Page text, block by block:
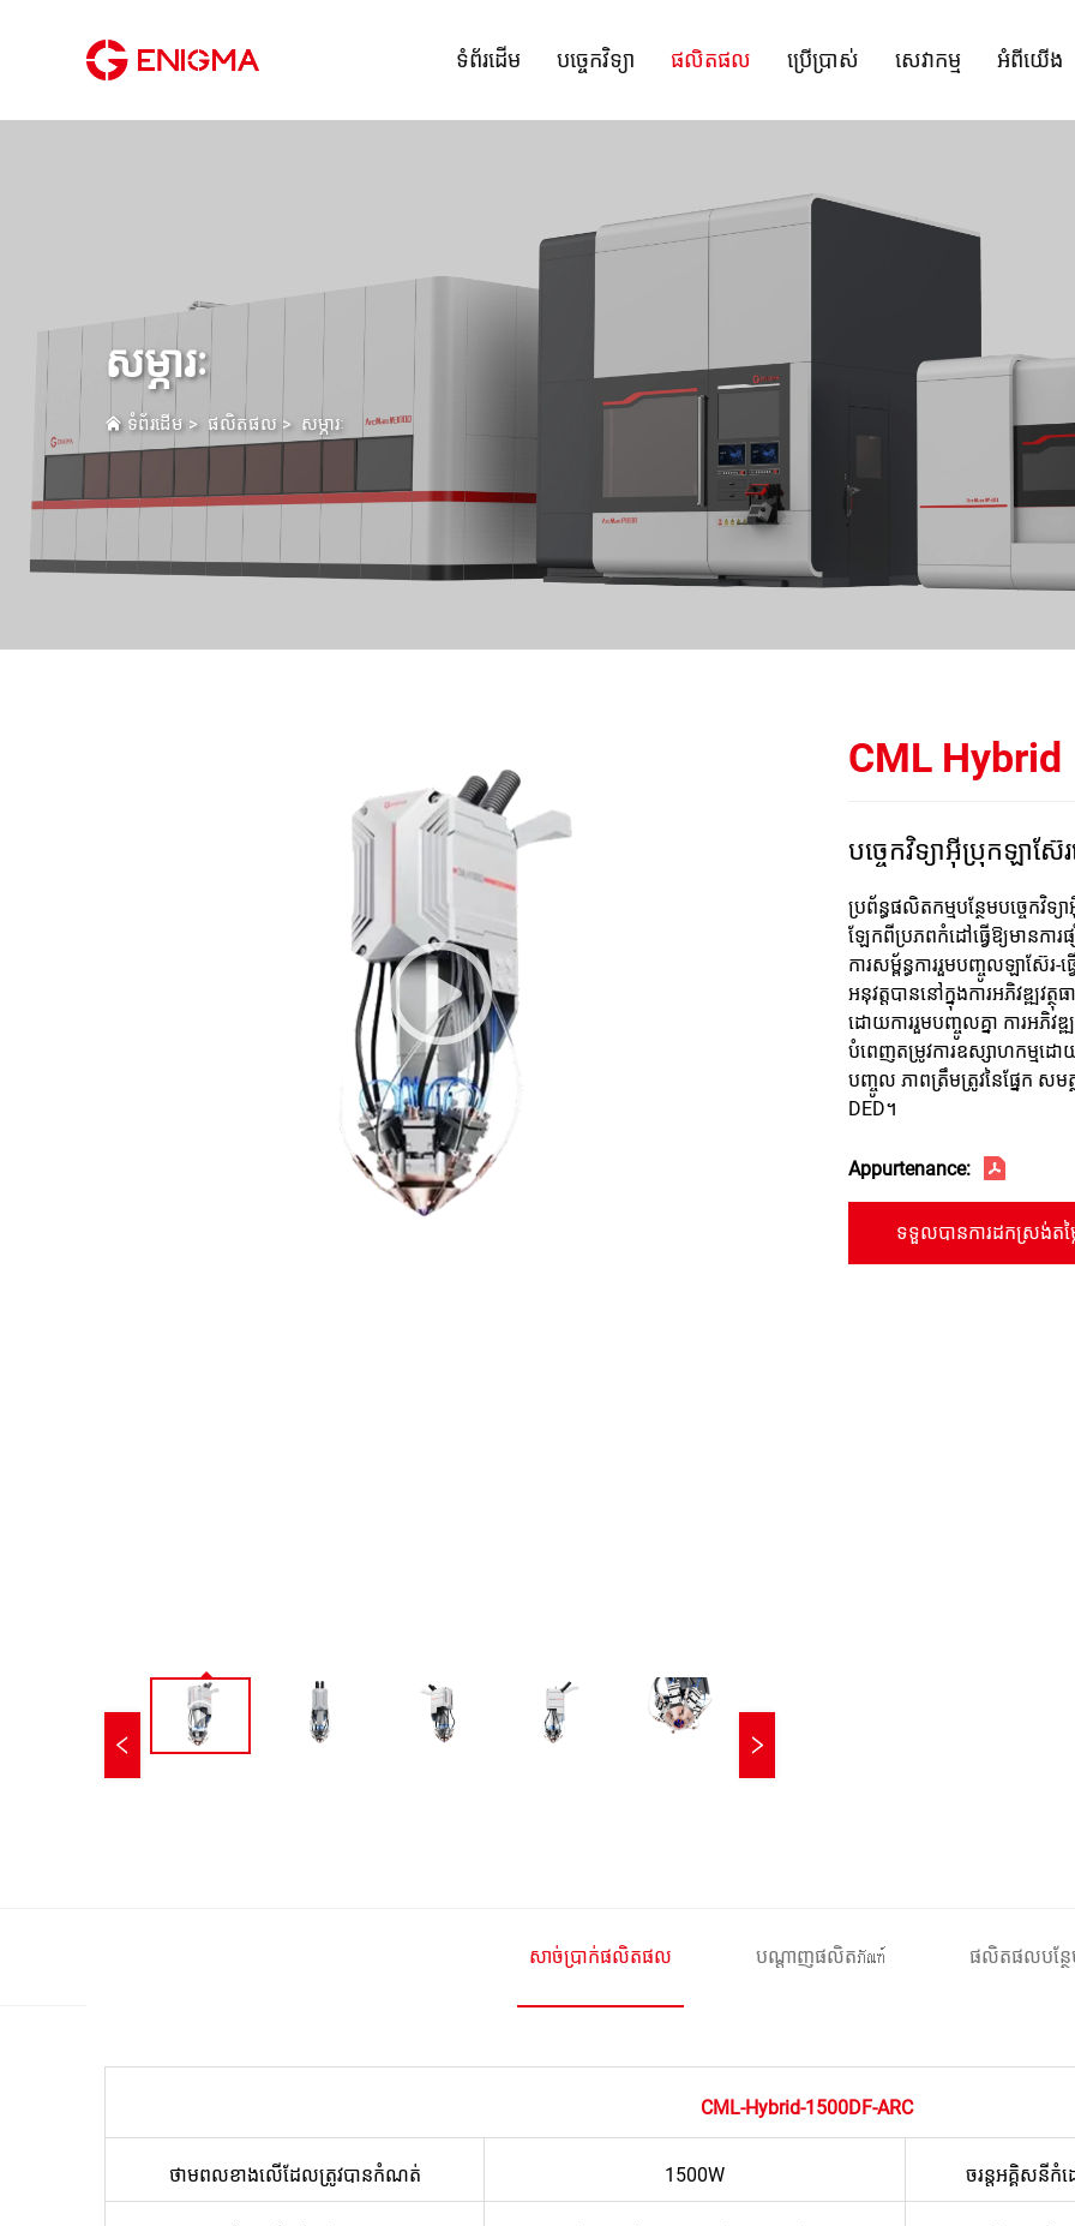
ទំព័រដើម បច្ចេកវិទ្យា ផលិតផល ប្រើប្រាស់ សេវាកម្ម អំពីយើង
សម្ភារៈ
ទំព័រដើម > ផលិតផល > សម្ភារៈ
CML Hybrid
បច្ចេកវិទ្យា​អ៊ីប្រុក​ឡាស៊ែរ​ច្
ប្រព័ន្ធ​ផលិតកម្ម​បន្ថែម​បច្ចេកវិ
ឡែក​ពី​ប្រភព​កំដៅ​ធ្វើ​ឱ្យ​មាន​ការ​
ការ​សម្ព័ន្ធការ​រួម​បញ្ចូល​ឡាស៊ែរ-
អនុវត្ត​បាន​នៅ​ក្នុង​ការ​អភិវឌ្ឍ​វ
ដោយ​ការ​រួម​បញ្ចូល​គ្នា ការ​អភិវឌ្
បំពេញ​តម្រូវការ​ឧស្សាហកម្ម​ដោយ​
បញ្ចូល ភាព​ត្រឹមត្រូវ​នៃ​ផ្នែក សម
DED។
Appurtenance:
ទទួលបានការដកស្រង់តម្
សាច់ប្រាក់ផលិតផល បណ្តាញផលិតภัณฑ์ ផលិតផល​បន្ថ
CML-Hybrid-1500DF-ARC
ថាមពលខាងលើដែលត្រូវបានកំណត់ 1500W ចរន្តអគ្គិសនីកំ